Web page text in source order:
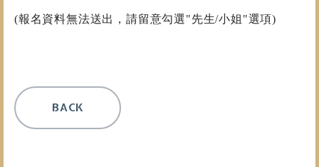
(報名資料無法送出，請留意勾選"先生/小姐"選項)
BACK